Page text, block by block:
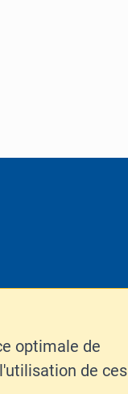
optimale de
de ces